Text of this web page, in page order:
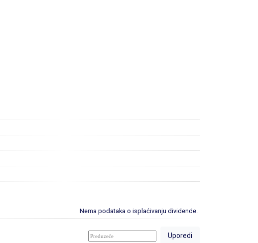
Nema podataka o isplaćivanju dividende.